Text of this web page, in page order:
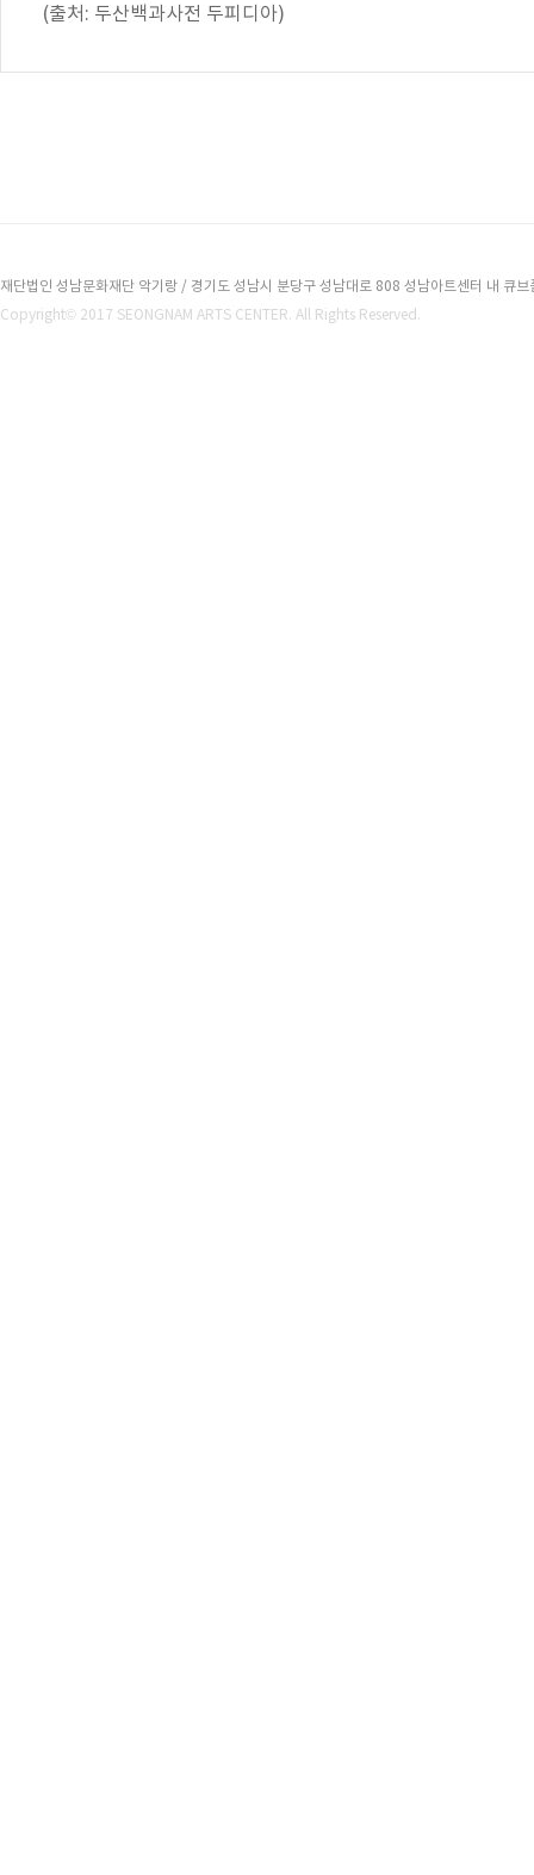
(출처: 두산백과사전 두피디아)
재단법인 성남문화재단 악기랑 / 경기도 성남시 분당구 성남대로 808 성남아트센터 내 큐
Copyright© 2017 SEONGNAM ARTS CENTER. All Rights Reserved.